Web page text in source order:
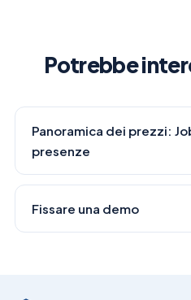
Potrebbe
Panoramica dei prezzi:
presenze
Fissare una demo